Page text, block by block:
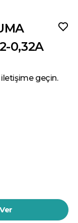
0,32A
iletişime geçin.